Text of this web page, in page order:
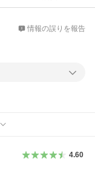
情報の誤りを報告
4.60